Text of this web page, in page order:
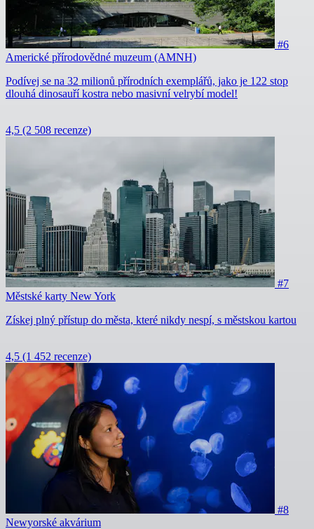
#6
Americké přírodovědné muzeum (AMNH)
Podívej se na 32 milionů přírodních exemplářů, jako je 122 stop
dlouhá dinosauří kostra nebo masivní velrybí model!
4,5 (2 508 recenze)
#7
Městské karty New York
Získej plný přístup do města, které nikdy nespí, s městskou kartou
4,5 (1 452 recenze)
#8
Newyorské akvárium